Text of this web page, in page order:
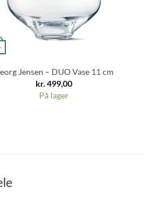
Jensen – DUO Vase 11 cm
kr.499,00
På lager